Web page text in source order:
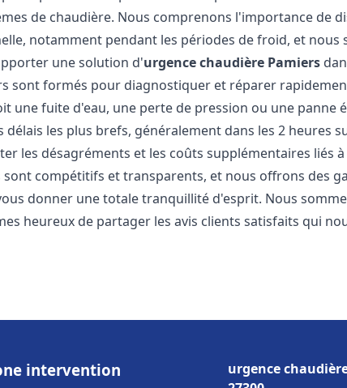
de chaudière. Nous comprenons l'importance de
notamment pendant les périodes de froid, et nous
une solution d'urgence chaudière Pamiers
sont formés pour diagnostiquer et réparer
une fuite d'eau, une perte de pression ou une panne
délais les plus brefs, généralement dans les 2 heures
les désagréments et les coûts supplémentaires liés
sont compétitifs et transparents, et nous offrons des
donner une totale tranquillité d'esprit. Nous
heureux de partager les avis clients satisfaits qui
intervention
urgence